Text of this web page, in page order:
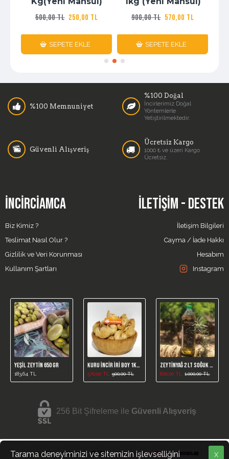
250,00 TL
500,00 TL
SEPETE EKLE
570,00 TL
900,00 TL
SEPETE EKLE
%100 Memnuniyet
%100 Doğal
İncirlerimiz Doğal
Yöntemlerle
Yetiştirilmektedir.
Güvenli Alışveriş
Ücretsiz Kargo
1000 ₺ ve üzeri Kargo
Ücretsiz.
İNCIRCIAMCA
Biz Kimiz ?
Teslimat Nasıl Olur ?
Gizlilik ve Veri Korunması
Kullanım Şartları
İLETIŞIM - DESTEK
İletişim Bilgileri
Cayma / İade Hakkı
Hesabım
Instagram
Yeşil Zeytin 650 gr
183,64 TL
Kuru İncir İri Boy 1kg (Yeni Mahsül)
570,00 TL 900,00 TL
Zeytinyağ 2 LT Soğuk Sıkım
820,00 TL 1.000,00 TL
256 Bit Şifreleme ile Güvenli Alışveriş
X
Tarama deneyiminizi ve sitemizin işlevselliğini